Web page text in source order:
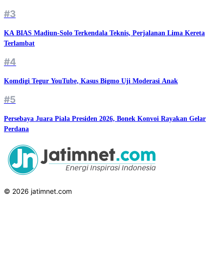
#3
KA BIAS Madiun-Solo Terkendala Teknis, Perjalanan Lima Kereta
Terlambat
#4
Komdigi Tegur YouTube, Kasus Bigmo Uji Moderasi Anak
#5
Persebaya Juara Piala Presiden 2026, Bonek Konvoi Rayakan Gelar
Perdana
© 2026 jatimnet.com